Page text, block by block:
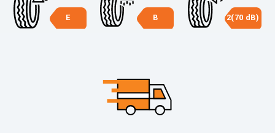
E B 2(70 dB)